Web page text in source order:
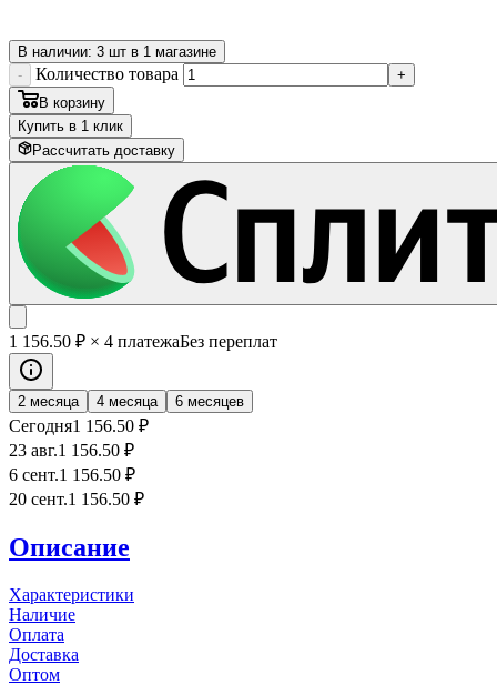
В наличии: 3 шт в 1 магазине
-
Количество товара
+
В корзину
Купить в 1 клик
Рассчитать доставку
1 156.50 ₽ × 4 платежаБез переплат
2 месяца 4 месяца 6 месяцев
Сегодня1 156.50 ₽
23 авг.1 156.50 ₽
6 сент.1 156.50 ₽
20 сент.1 156.50 ₽
Описание
Характеристики
Наличие
Оплата
Доставка
Оптом